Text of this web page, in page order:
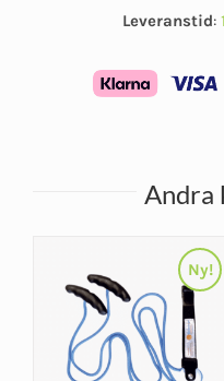
Leveranstid:
Andra
Ny!